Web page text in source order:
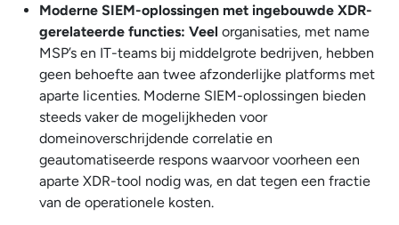
Moderne SIEM-oplossingen met ingebouwde XDR-
gerelateerde functies: Veel organisaties, met name
MSP’s en IT-teams bij middelgrote bedrijven, hebben
geen behoefte aan twee afzonderlijke platforms met
aparte licenties. Moderne SIEM-oplossingen bieden
steeds vaker de mogelijkheden voor
domeinoverschrijdende correlatie en
geautomatiseerde respons waarvoor voorheen een
aparte XDR-tool nodig was, en dat tegen een fractie
van de operationele kosten.